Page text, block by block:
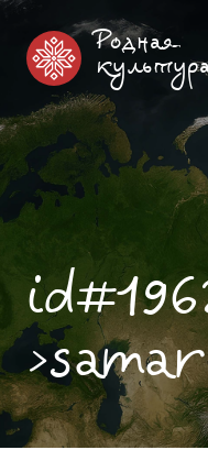
Родная